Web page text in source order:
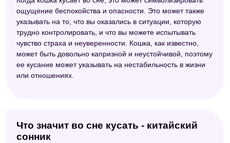
ощущение беспокойства и опасности. Это может также
указывать на то, что вы оказались в ситуации, которую
трудно контролировать, и что вы можете испытывать
чувство страха и неуверенности. Кошка, как известно,
может быть довольно капризной и неустойчивой, поэтому
ее кусание может указывать на нестабильность в жизни
или отношениях.
Что значит во сне кусать - китайский
сонник